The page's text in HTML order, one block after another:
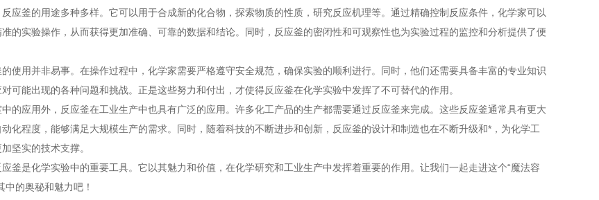
釜的用途多种多样。它可以用于合成新的化合物，探索物质的性质，研究反应机理等。通过精确控制反应条件，化学家可以
的实验操作，从而获得更加准确、可靠的数据和结论。同时，反应釜的密闭性和可观察性也为实验过程的监控和分析提供了便
用并非易事。在操作过程中，化学家需要严格遵守安全规范，确保实验的顺利进行。同时，他们还需要具备丰富的专业知识
可能出现的各种问题和挑战。正是这些努力和付出，才使得反应釜在化学实验中发挥了不可替代的作用。
应用外，反应釜在工业生产中也具有广泛的应用。许多化工产品的生产都需要通过反应釜来完成。这些反应釜通常具有更大
化程度，能够满足大规模生产的需求。同时，随着科技的不断进步和创新，反应釜的设计和制造也在不断升级和*，为化学工
坚实的技术支撑。
是化学实验中的重要工具。它以其魅力和价值，在化学研究和工业生产中发挥着重要的作用。让我们一起走进这个“魔法容
中的奥秘和魅力吧！